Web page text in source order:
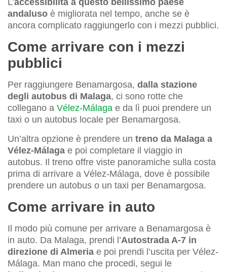
L’accessibilità a questo bellissimo paese
andaluso è migliorata nel tempo, anche se è
ancora complicato raggiungerlo con i mezzi pubblici.
Come arrivare con i mezzi
pubblici
Per raggiungere Benamargosa, dalla stazione
degli autobus di Malaga, ci sono rotte che
collegano a Vélez-Málaga e da lì puoi prendere un
taxi o un autobus locale per Benamargosa.
Un’altra opzione è prendere un treno da Malaga a
Vélez-Málaga e poi completare il viaggio in
autobus. Il treno offre viste panoramiche sulla costa
prima di arrivare a Vélez-Málaga, dove è possibile
prendere un autobus o un taxi per Benamargosa.
Come arrivare in auto
Il modo più comune per arrivare a Benamargosa è
in auto. Da Malaga, prendi l’Autostrada A-7 in
direzione di Almeria e poi prendi l’uscita per Vélez-
Málaga. Man mano che procedi, segui le